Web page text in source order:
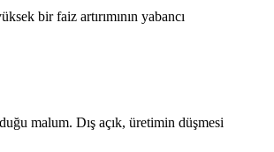
bir faiz artırımının yabancı
malum. Dış açık, üretimin düşmesi